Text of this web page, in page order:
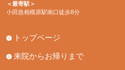
＜最寄駅＞
小田急相模原駅南口徒歩8分
トップページ
来院からお帰りまで